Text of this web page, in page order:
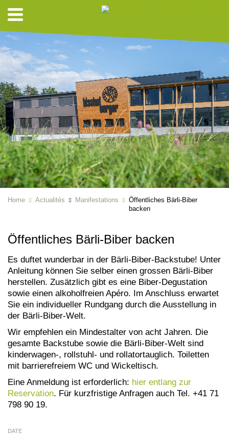
Home Actualités Manifestations
Öffentliches Bärli-Biber
backen
Öffentliches Bärli-Biber backen
Es duftet wunderbar in der Bärli-Biber-Backstube! Unter
Anleitung können Sie selber einen grossen Bärli-Biber
herstellen. Zusätzlich gibt es eine Biber-Degustation
sowie einen alkoholfreien Apéro. Im Anschluss erwartet
Sie ein individueller Rundgang durch die Ausstellung in
der Bärli-Biber-Welt.
Wir empfehlen ein Mindestalter von acht Jahren. Die
gesamte Backstube sowie die Bärli-Biber-Welt sind
kinderwagen-, rollstuhl- und rollatortauglich. Toiletten
mit barrierefreiem WC und Wickeltisch.
Eine Anmeldung ist erforderlich: hier entlang zur
Reservation . Für kurzfristige Anfragen auch Tel. +41 71
798 90 19.
DATE